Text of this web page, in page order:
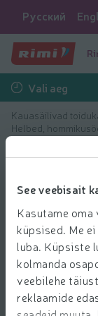
See veebisait
Kasutame
küpsised. Me
luba. Küpsiste
kolmanda
veebilehe
reklaamide
Русский
Vali aeg
Kauasäilivad
Helbed,